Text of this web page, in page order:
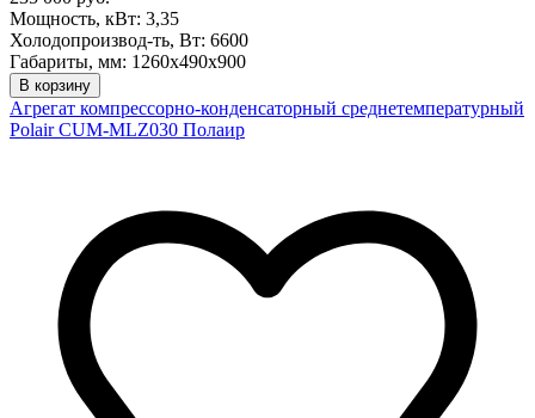
Мощность, кВт: 3,35
Холодопроизвод-ть, Вт: 6600
Габариты, мм: 1260х490х900
В корзину
Агрегат компрессорно-конденсаторный среднетемпературный
Polair CUM-MLZ030 Полаир